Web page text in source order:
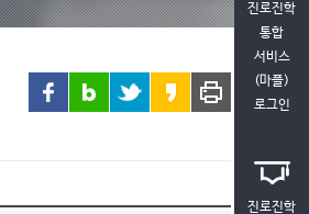
진로진학
통합
서비스
(마플)
로그인
진로진학